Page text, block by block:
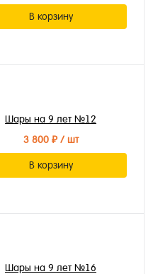
В корзину
Шары на 9 лет №12
3 800 ₽/ шт
В корзину
Шары на 9 лет №16